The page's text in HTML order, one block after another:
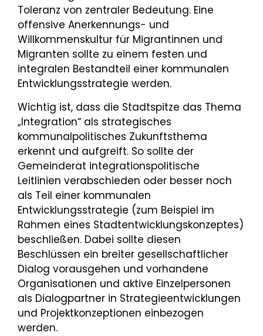
Toleranz von zentraler Bedeutung. Eine
offensive Anerkennungs- und
Willkommenskultur für Migrantinnen und
Migranten sollte zu einem festen und
integralen Bestandteil einer kommunalen
Entwicklungsstrategie werden.
Wichtig ist, dass die Stadtspitze das Thema
„Integration“ als strategisches
kommunalpolitisches Zukunftsthema
erkennt und aufgreift. So sollte der
Gemeinderat integrationspolitische
Leitlinien verabschieden oder besser noch
als Teil einer kommunalen
Entwicklungsstrategie (zum Beispiel im
Rahmen eines Stadtentwicklungskonzeptes)
beschließen. Dabei sollte diesen
Beschlüssen ein breiter gesellschaftlicher
Dialog vorausgehen und vorhandene
Organisationen und aktive Einzelpersonen
als Dialogpartner in Strategieentwicklungen
und Projektkonzeptionen einbezogen
werden.